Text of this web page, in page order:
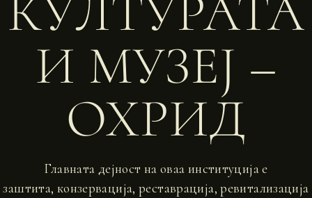
КУЛТУРАТА
И МУЗЕЈ –
ОХРИД
Главната дејност на оваа институција е
заштита, конзервација, реставрација, ревитализација